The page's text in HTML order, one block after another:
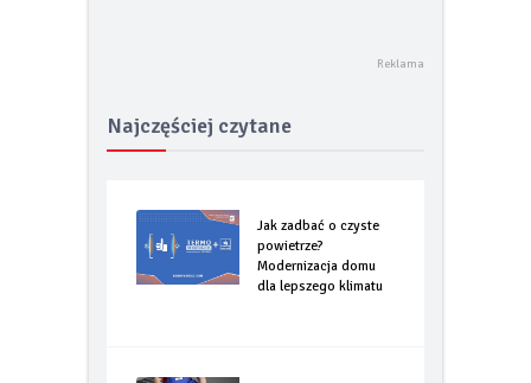
Najczęściej czytane
Jak zadbać o czyste
powietrze?
Modernizacja domu
dla lepszego klimatu